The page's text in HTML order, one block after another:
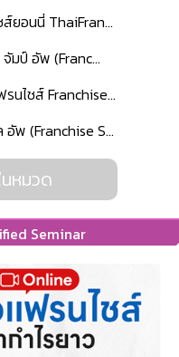
ยอนนี่ ThaiFran...
มป์ อัพ (Franc...
นไชส์ Franchise...
พ (Franchise S...
หมวด
Seminar